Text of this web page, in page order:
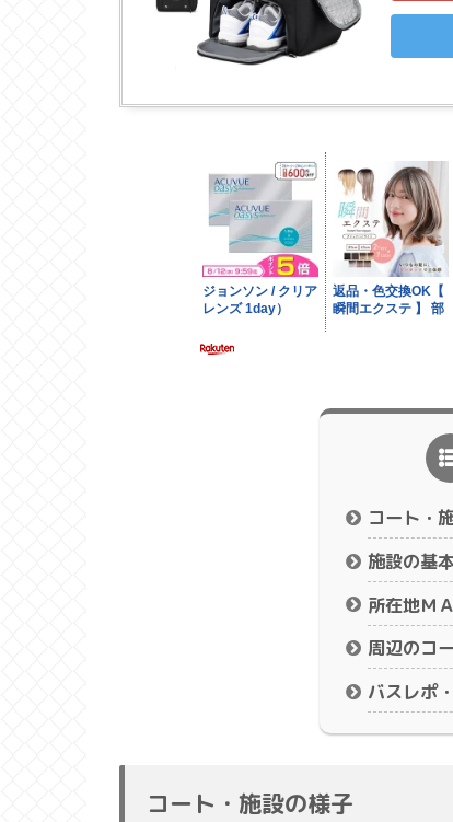
コート・
施設の基
所在地Ｍ
周辺のコ
バスレポ
コート・施設の様子